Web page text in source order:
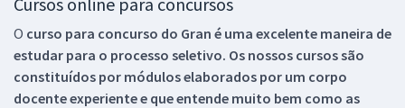
O curso para concurso do Gran é uma excelente maneira de
estudar para o processo seletivo. Os nossos cursos são
constituídos por módulos elaborados por um corpo
docente experiente e que entende muito bem como as